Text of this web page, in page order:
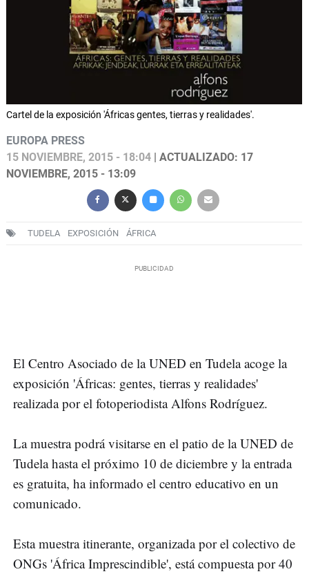
Cartel de la exposición 'Áfricas gentes, tierras y realidades'.
EUROPA PRESS
15 NOVIEMBRE, 2015 - 18:04 | ACTUALIZADO: 17
NOVIEMBRE, 2015 - 13:09
TUDELA EXPOSICIÓN ÁFRICA
El Centro Asociado de la UNED en Tudela acoge la
exposición 'Áfricas: gentes, tierras y realidades'
realizada por el fotoperiodista Alfons Rodríguez.
La muestra podrá visitarse en el patio de la UNED de
Tudela hasta el próximo 10 de diciembre y la entrada
es gratuita, ha informado el centro educativo en un
comunicado.
Esta muestra itinerante, organizada por el colectivo de
ONGs 'África Imprescindible', está compuesta por 40